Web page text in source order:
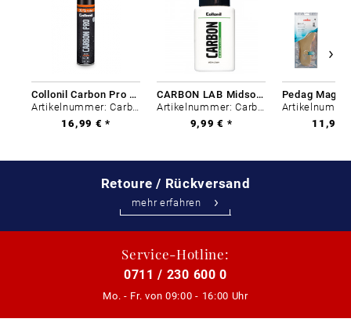
Collonil Carbon Pro 400 ml
Artikelnummer: Carbon-0
16,99 € *
CARBON LAB Midsole Cleaner
Artikelnummer: Carbon-0
9,99 € *
11,99
Retoure / Rückversand
mehr erfahren
Service-Hotline:
0711 / 230 600 0
Mo. - Fr. von 09:00 - 16:00 Uhr